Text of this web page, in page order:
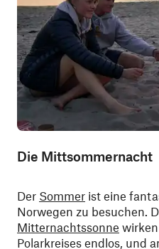
Die Mittsommernacht
Der Sommer ist eine
Norwegen zu besuchen.
Mitternachtssonne
Polarkreises endlos, und